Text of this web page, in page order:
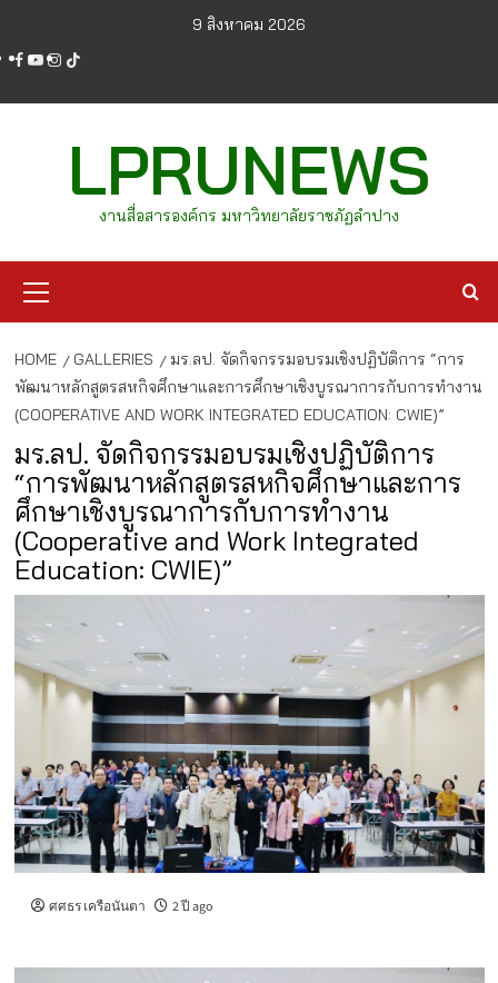
content
9 สิงหาคม 2026
facebook
youtube
instagram
tiktok
LPRUNEWS
งานสื่อสารองค์กร มหาวิทยาลัยราชภัฏลำปาง
Menu
HOME GALLERIES
มร.ลป. จัดกิจกรรมอบรมเชิงปฏิบัติการ “การ
พัฒนาหลักสูตรสหกิจศึกษาและการศึกษาเชิงบูรณาการกับการทำงาน
(COOPERATIVE AND WORK INTEGRATED EDUCATION: CWIE)”
มร.ลป. จัดกิจกรรมอบรมเชิงปฏิบัติการ
“การพัฒนาหลักสูตรสหกิจศึกษาและการ
ศึกษาเชิงบูรณาการกับการทำงาน
(Cooperative and Work Integrated
Education: CWIE)”
ศศธร เครือนันตา 2 ปี ago